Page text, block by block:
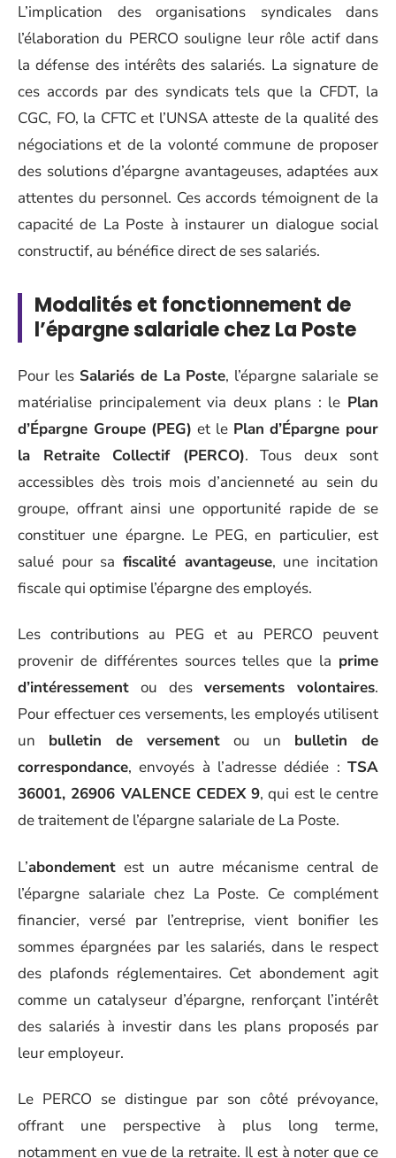
L’implication des organisations syndicales dans
l’élaboration du PERCO souligne leur rôle actif dans
la défense des intérêts des salariés. La signature de
ces accords par des syndicats tels que la CFDT, la
CGC, FO, la CFTC et l’UNSA atteste de la qualité des
négociations et de la volonté commune de proposer
des solutions d’épargne avantageuses, adaptées aux
attentes du personnel. Ces accords témoignent de la
capacité de La Poste à instaurer un dialogue social
constructif, au bénéfice direct de ses salariés.
Modalités et fonctionnement de
l’épargne salariale chez La Poste
Pour les Salariés de La Poste, l’épargne salariale se
matérialise principalement via deux plans : le Plan
d’Épargne Groupe (PEG) et le Plan d’Épargne pour
la Retraite Collectif (PERCO). Tous deux sont
accessibles dès trois mois d’ancienneté au sein du
groupe, offrant ainsi une opportunité rapide de se
constituer une épargne. Le PEG, en particulier, est
salué pour sa fiscalité avantageuse, une incitation
fiscale qui optimise l’épargne des employés.
Les contributions au PEG et au PERCO peuvent
provenir de différentes sources telles que la prime
d’intéressement ou des versements volontaires.
Pour effectuer ces versements, les employés utilisent
un bulletin de versement ou un bulletin de
correspondance, envoyés à l’adresse dédiée : TSA
36001, 26906 VALENCE CEDEX 9, qui est le centre
de traitement de l’épargne salariale de La Poste.
L’abondement est un autre mécanisme central de
l’épargne salariale chez La Poste. Ce complément
financier, versé par l’entreprise, vient bonifier les
sommes épargnées par les salariés, dans le respect
des plafonds réglementaires. Cet abondement agit
comme un catalyseur d’épargne, renforçant l’intérêt
des salariés à investir dans les plans proposés par
leur employeur.
Le PERCO se distingue par son côté prévoyance,
offrant une perspective à plus long terme,
notamment en vue de la retraite. Il est à noter que ce